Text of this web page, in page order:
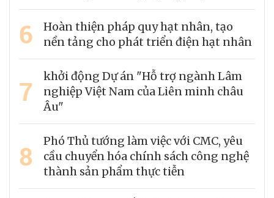
6
Hoàn thiện pháp quy hạt nhân, tạo
nền tảng cho phát triển điện hạt nhân
7
khởi động Dự án "Hỗ trợ ngành Lâm
nghiệp Việt Nam của Liên minh châu
Âu"
8
Phó Thủ tướng làm việc với CMC, yêu
cầu chuyển hóa chính sách công nghệ
thành sản phẩm thực tiễn